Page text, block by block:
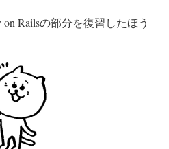
Railsの部分を復習したほう